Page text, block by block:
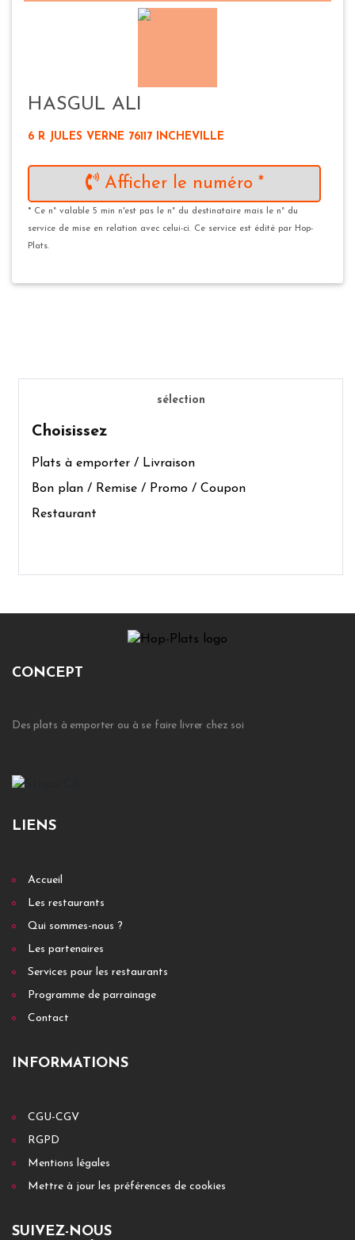
HASGUL ALI
6 R JULES VERNE 76117 INCHEVILLE
Afficher le numéro *
* Ce n° valable 5 min n'est pas le n° du destinataire mais le n° du
service de mise en relation avec celui-ci. Ce service est édité par Hop-
Plats.
sélection
Choisissez
Plats à emporter / Livraison
Bon plan / Remise / Promo / Coupon
Restaurant
CONCEPT
Des plats à emporter ou à se faire livrer chez soi
LIENS
Accueil
Les restaurants
Qui sommes-nous ?
Les partenaires
Services pour les restaurants
Programme de parrainage
Contact
INFORMATIONS
CGU-CGV
RGPD
Mentions légales
Mettre à jour les préférences de cookies
SUIVEZ-NOUS